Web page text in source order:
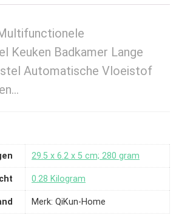
Keuken Badkamer Lange
Automatische Vloeistof
‎29.5 x 6.2 x 5 cm; 280 gram
‎0.28 Kilogram
Merk: QiKun-Home